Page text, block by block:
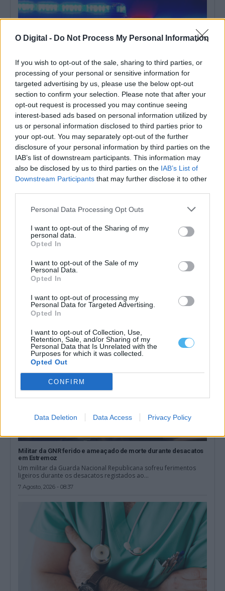
O Digital - Do Not Process My Personal Information
If you wish to opt-out of the sale, sharing to third parties, or
processing of your personal or sensitive information for
targeted advertising by us, please use the below opt-out
section to confirm your selection. Please note that after your
opt-out request is processed you may continue seeing
interest-based ads based on personal information utilized by
us or personal information disclosed to third parties prior to
your opt-out. You may separately opt-out of the further
disclosure of your personal information by third parties on the
IAB’s list of downstream participants. This information may
also be disclosed by us to third parties on the IAB’s List of
Downstream Participants that may further disclose it to other
Personal Data Processing Opt Outs
I want to opt-out of the Sharing of my
personal data.
Opted In
I want to opt-out of the Sale of my
Personal Data.
Opted In
I want to opt-out of processing my
Personal Data for Targeted Advertising.
Opted In
I want to opt-out of Collection, Use,
Retention, Sale, and/or Sharing of my
Personal Data that Is Unrelated with the
Purposes for which it was collected.
Opted Out
CONFIRM
Data Deletion Data Access Privacy Policy
Tribunal coloca em liberdade indivíduo que agrediu e ameaçou
de morte militar da GNR em Estremoz
O Tribunal de Instrução Criminal de Évora decretou a medida de
coação de Termo...
7 Agosto, 2026 - 18:17
PSP detém dois homens em Elvas por posse de armas proibidas
O Comando Distrital da PSP de Portalegre deteve dois homens,
7 Agosto, 2026 - 15:26
Militar da GNR ferido e ameaçado de morte durante desacatos
em Estremoz
Um militar da Guarda Nacional Republicana sofreu ferimentos
ligeiros durante os desacatos registados ao...
7 Agosto, 2026 - 08:37